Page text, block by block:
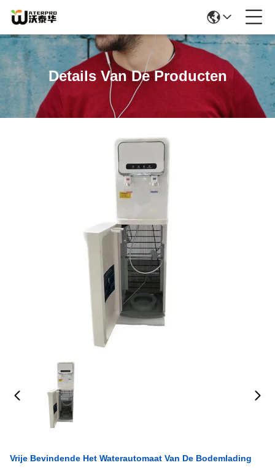
Details Van De Producten
Vrije Bevindende Het Waterautomaat Van De Bodemlading